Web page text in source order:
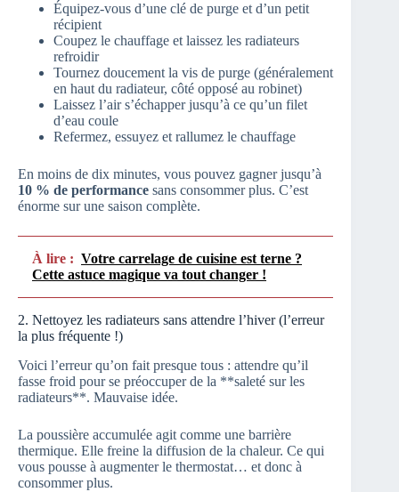
Équipez-vous d’une clé de purge et d’un petit
récipient
Coupez le chauffage et laissez les radiateurs
refroidir
Tournez doucement la vis de purge (généralement
en haut du radiateur, côté opposé au robinet)
Laissez l’air s’échapper jusqu’à ce qu’un filet
d’eau coule
Refermez, essuyez et rallumez le chauffage
En moins de dix minutes, vous pouvez gagner jusqu’à
10 % de performance sans consommer plus. C’est
énorme sur une saison complète.
À lire : Votre carrelage de cuisine est terne ?
Cette astuce magique va tout changer !
2. Nettoyez les radiateurs sans attendre l’hiver (l’erreur
la plus fréquente !)
Voici l’erreur qu’on fait presque tous : attendre qu’il
fasse froid pour se préoccuper de la **saleté sur les
radiateurs**. Mauvaise idée.
La poussière accumulée agit comme une barrière
thermique. Elle freine la diffusion de la chaleur. Ce qui
vous pousse à augmenter le thermostat… et donc à
consommer plus.